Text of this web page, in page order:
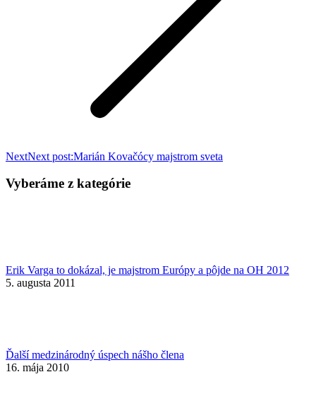
NextNext post:Marián Kovačócy majstrom sveta
Vyberáme z kategórie
Erik Varga to dokázal, je majstrom Európy a pôjde na OH 2012
5. augusta 2011
Ďalší medzinárodný úspech nášho člena
16. mája 2010